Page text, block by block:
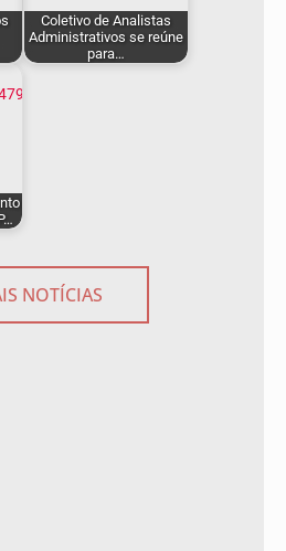
Coletivo de Analistas
Administrativos se reúne
para…
NOTÍCIAS